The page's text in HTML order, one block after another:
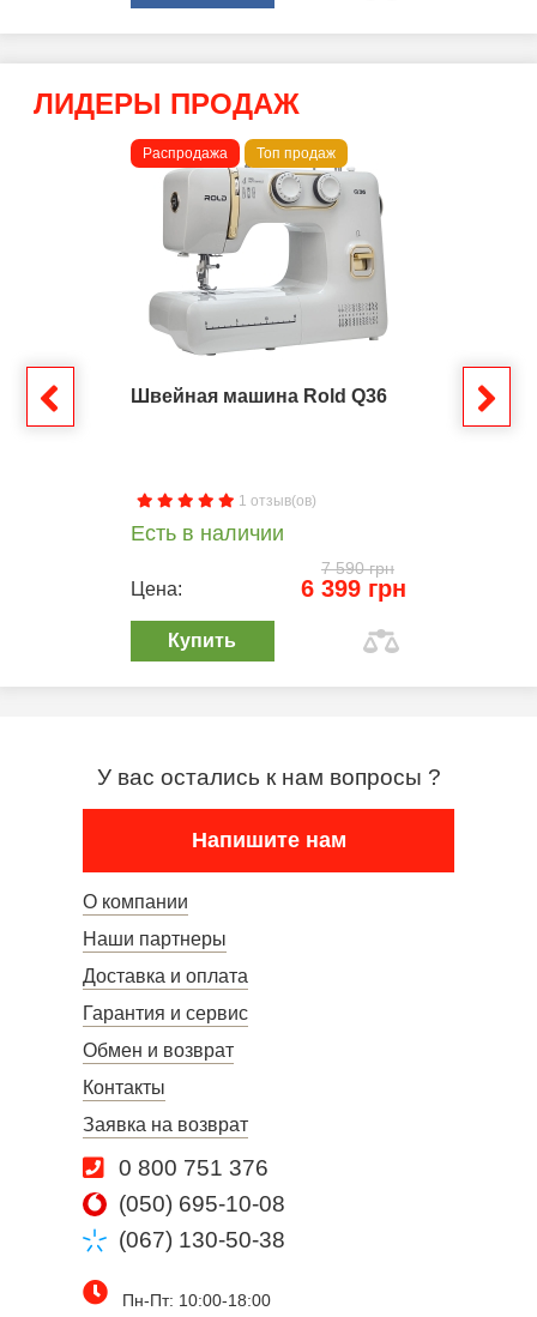
ЛИДЕРЫ ПРОДАЖ
Распродажа Топ продаж
Швейная машина Rold Q36
1 отзыв(ов)
Есть в наличии
7 590 грн
Цена: 6 399 грн
Купить
У вас остались к нам вопросы ?
Напишите нам
О компании
Наши партнеры
Доставка и оплата
Гарантия и сервис
Обмен и возврат
Контакты
Заявка на возврат
0 800 751 376
(050) 695-10-08
(067) 130-50-38
Пн-Пт: 10:00-18:00